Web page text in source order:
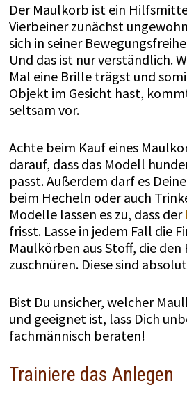
Der Maulkorb ist ein
Vierbeiner zunächst
sich in seiner
Und das ist nur verständlich.
Mal eine Brille trägst und
Objekt im Gesicht hast,
seltsam vor.
Achte beim Kauf eines
darauf, dass das Modell
passt. Außerdem darf es
beim Hecheln oder auch
Modelle lassen es zu, dass der
frisst. Lasse in jedem Fall die
Maulkörben aus Stoff, die den
zuschnüren. Diese sind
Bist Du unsicher, welcher
und geeignet ist, lass Dich
fachmännisch beraten!
Trainiere das Anlegen